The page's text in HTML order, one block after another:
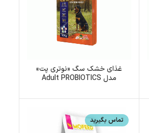
غذای خشک سگ «نوتری پت»
مدل Adult PROBIOTICS
تماس بگیرید